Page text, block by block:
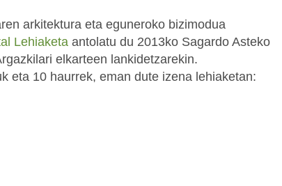
arkitektura eta eguneroko bizimodua
Lehiaketa antolatu du 2013ko Sagardo Asteko
elkarteen lankidetzarekin.
eta 10 haurrek, eman dute izena lehiaketan: